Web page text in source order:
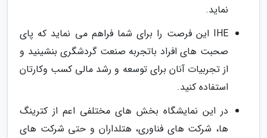
نماید.
IHE این فرصت را برای شما فراهم می نماید که پای
صحبت های افراد باتجربه صنعت گردشگری بنشینید و
از تجربیات آنان برای توسعه و رشد مالی کسب وکارتان
استفاده کنید.
در این نمایشگاه بخش های مختلفی اعم از کترینگ
ها، شرکت های فناوری، هتلداران و حتی شرکت های